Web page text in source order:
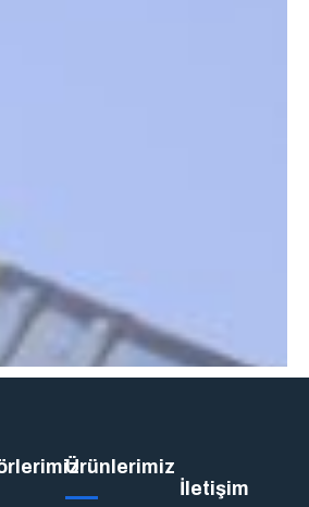
Ürünlerimiz
İletişim